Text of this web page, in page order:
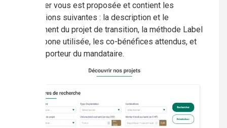
ce dernier vous est proposée et contient les
informations suivantes : la description et le
jalonnement du projet de transition, la méthode Label
bas-carbone utilisée, les co-bénéfices attendus, et
enfin, le porteur du mandataire.